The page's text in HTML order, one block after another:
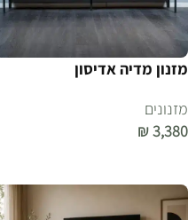
מזנון מדיה אדיסון
מזנונים
₪3,380